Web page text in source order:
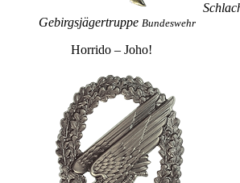
Gebirgsjägertruppe Bundeswehr
Horrido – Joho!